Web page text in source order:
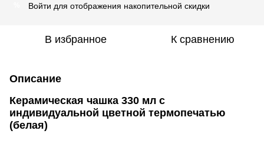
Войти для отображения накопительной скидки
В избранное К сравнению
Описание
Керамическая чашка 330 мл с
индивидуальной цветной термопечатью
(белая)